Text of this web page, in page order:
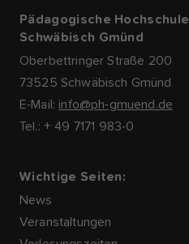
Pädagogische Hochschule
Schwäbisch Gmünd
Oberbettringer Straße 200
73525 Schwäbisch Gmünd
E-Mail: info@ph-gmuend.de
Tel.: + 49 7171 983-0
Wichtige Seiten:
News
Veranstaltungen